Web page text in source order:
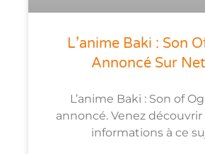
L’anime Baki : Son
Annoncé Sur
L’anime Baki : Son of
annoncé. Venez
informations à ce